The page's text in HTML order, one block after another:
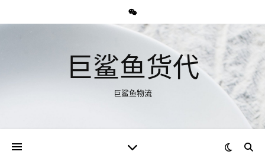
巨鲨鱼货代
巨鲨鱼物流